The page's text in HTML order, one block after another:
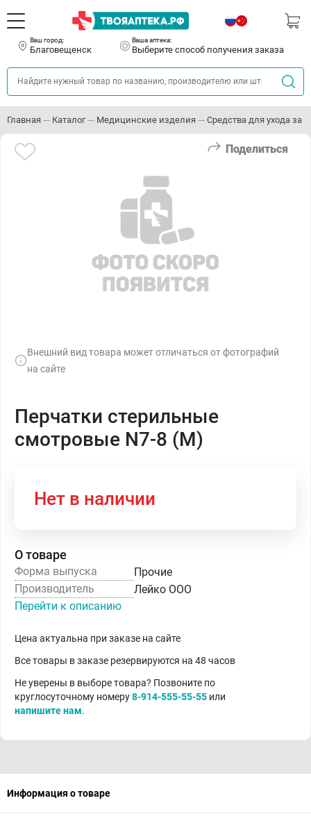
Ваш город:
Благовещенск
Ваша аптека:
Выберите способ получения заказа
Главная Каталог Медицинские изделия Средства для ухода за
Поделиться
Внешний вид товара может отличаться от фотографий
на сайте
Перчатки стерильные
смотровые N7-8 (М)
Нет в наличии
О товаре
Форма выпуска
Прочие
Производитель
Лейко ООО
Перейти к описанию
Цена актуальна при заказе на сайте
Все товары в заказе резервируются на 48 часов
Не уверены в выборе товара? Позвоните по
круглосуточному номеру8-914-555-55-55 или
напишите нам.
Информация о товаре